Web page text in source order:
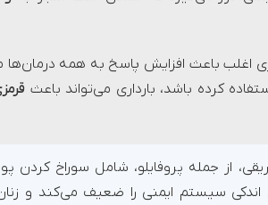
اغلب باعث افزایش پاسخ به همه
کرده باشد، بارداری می‌تواند باعث
از جمله پروفایلو، شامل سوراخ
سیستم ایمنی را ضعیف می‌کند و